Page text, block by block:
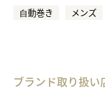
⾃動巻き メンズ
ブランド取り扱い